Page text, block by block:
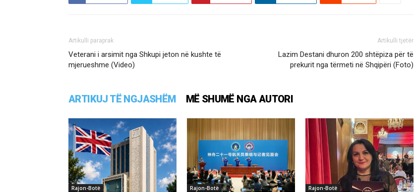
Artikulli paraprak
Veterani i arsimit nga Shkupi jeton në kushte të
mjerueshme (Video)
Artikulli tjetër
Lazim Destani dhuron 200 shtëpiza për të
prekurit nga tërmeti në Shqipëri (Foto)
ARTIKUJ TË NGJASHËM MË SHUMË NGA AUTORI
Rajon-Botë Rajon-Botë Rajon-Botë